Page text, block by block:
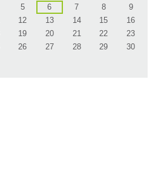
5 6 7 8
9
12 13 14 15
16
19 20 21 22
23
26 27 28 29
30